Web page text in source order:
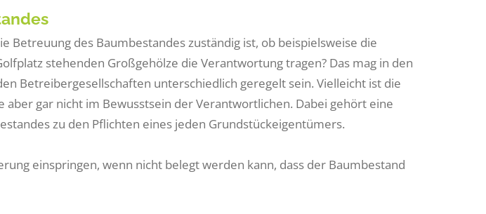
Betreuung des Baumbestandes zuständig ist, ob beispielsweise die
stehenden Großgehölze die Verantwortung tragen? Das mag in den
Betreibergesellschaften unterschiedlich geregelt sein. Vielleicht ist die
gar nicht im Bewusstsein der Verantwortlichen. Dabei gehört eine
zu den Pflichten eines jeden Grundstückeigentümers.
einspringen, wenn nicht belegt werden kann, dass der Baumbestand